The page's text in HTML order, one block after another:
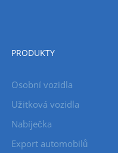
PRODUKTY
Osobní vozidla
Užitková vozidla
Nabíječka
Export automobilů